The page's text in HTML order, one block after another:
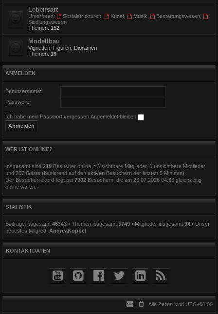
Lebensart
Unterforen: Sozialstrukturen, Kunst, Musik Bestattungswesen
Siedlungswesen
Themen: 152
Modellbau
Vignetten, Figuren, Dioramen
Themen: 19
ANMELDEN
Benutzername:
Passwort:
Ich habe mein Passwort vergessen Angemeldet bleiben
WER IST ONLINE?
Insgesamt sind 210 Besucher online :: 3 sichtbare Mitglieder, 0 unsichtbare Mitglieder
und 207 Gäste (basierend auf den aktiven Besuchern der letzten 5 Minuten)
Der Besucherrekord liegt bei 7902 Besuchern, die am 23.07.2026 04:33 gleichzeitig
online waren.
STATISTIK
Beiträge insgesamt 46343 • Themen insgesamt 5749 • Mitglieder insgesamt 94 • Unser
neuestes Mitglied: AndreaKoppel
KONTAKTDATEN
Alle Zeiten sind UTC+01:00